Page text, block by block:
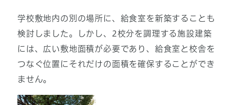
学校敷地内の別の場所に、給食室を新築することも
検討しました。しかし、2校分を調理する施設建築
には、広い敷地面積が必要であり、給食室と校舎を
つなぐ位置にそれだけの面積を確保することができ
ません。